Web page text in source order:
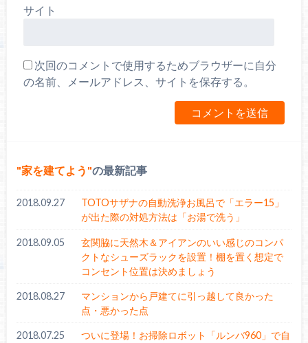
サイト
次回のコメントで使用するためブラウザーに自分
の名前、メールアドレス、サイトを保存する。
家を建てよう の最新記事
2018.09.27
TOTOサザナの自動洗浄お風呂で「エラー15」
が出た際の対処方法は「お湯で洗う」
2018.09.05
玄関脇に天然木＆アイアンのいい感じのコンパ
クトなシューズラックを設置！棚を置く想定で
コンセント位置は決めましょう
2018.08.27
マンションから戸建てに引っ越して良かった
点・悪かった点
2018.07.25
ついに登場！お掃除ロボット「ルンバ960」で自